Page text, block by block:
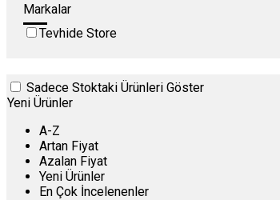
Markalar
Tevhide Store
Sadece Stoktaki Ürünleri Göster
Yeni Ürünler
A-Z
Artan Fiyat
Azalan Fiyat
Yeni Ürünler
En Çok İncelenenler